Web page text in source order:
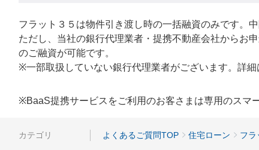
フラット３５は物件引き渡し時の一括融資のみです。
ただし、当社の銀行代理業者・提携不動産会社からお
のご融資が可能です。
※一部取扱していない銀行代理業者がございます。詳細
※BaaS提携サービスをご利用のお客さまは専用のスマ
カテゴリ よくあるご質問TOP 住宅ローン フラ